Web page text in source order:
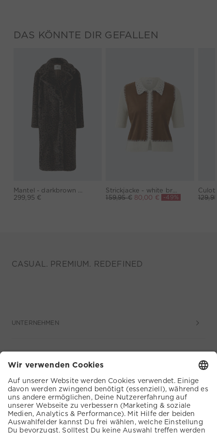
DAS KÖNNTE DIR GEFALLEN
299,95 €
159,95 € 80,00 € -49%
CASUAL. PREMIUM. REDEFINED
UNTERNEHMEN
SERVICE
KUNDENSERVICE